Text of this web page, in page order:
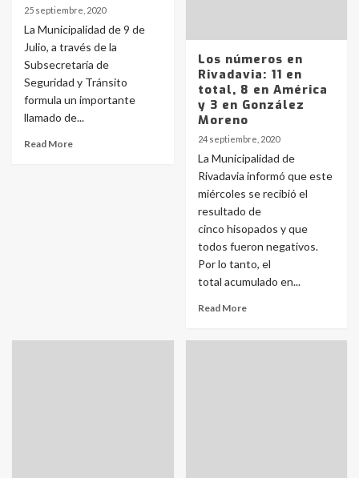
25 septiembre, 2020
La Municipalidad de 9 de
Julio, a través de la
Subsecretaría de
Seguridad y Tránsito
formula un importante
llamado de...
Read More
Los números en
Rivadavia: 11 en
total, 8 en América
y 3 en González
Moreno
24 septiembre, 2020
La Municipalidad de
Rivadavia informó que este
miércoles se recibió el
resultado de
cinco hisopados y que
todos fueron negativos.
Por lo tanto, el
total acumulado en...
Read More